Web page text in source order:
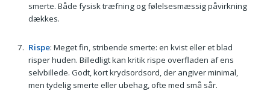
smerte. Både fysisk træfning og følelsesmæssig påvirkning
dækkes.
Rispe: Meget fin, stribende smerte: en kvist eller et blad
risper huden. Billedligt kan kritik rispe overfladen af ens
selvbillede. Godt, kort krydsordsord, der angiver minimal,
men tydelig smerte eller ubehag, ofte med små sår.